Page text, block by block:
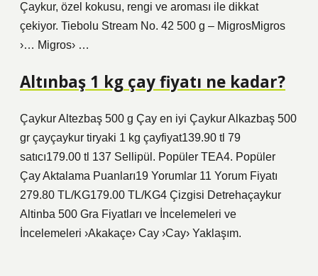
Çaykur, özel kokusu, rengi ve aroması ile dikkat
çekiyor. Tiebolu Stream No. 42 500 g – MigrosMigros
›… Migros› …
Altınbaş 1 kg çay fiyatı ne kadar?
Çaykur Altezbaş 500 g Çay en iyi Çaykur Alkazbaş 500
gr çayçaykur tiryaki 1 kg çayfiyat139.90 tl 79
satıcı179.00 tl 137 Sellipül. Popüler TEA4. Popüler
Çay Aktalama Puanları19 Yorumlar 11 Yorum Fiyatı
279.80 TL/KG179.00 TL/KG4 Çizgisi Detrehaçaykur
Altinba 500 Gra Fiyatları ve İncelemeleri ve
İncelemeleri ›Akakaçe› Cay ›Cay› Yaklaşım.